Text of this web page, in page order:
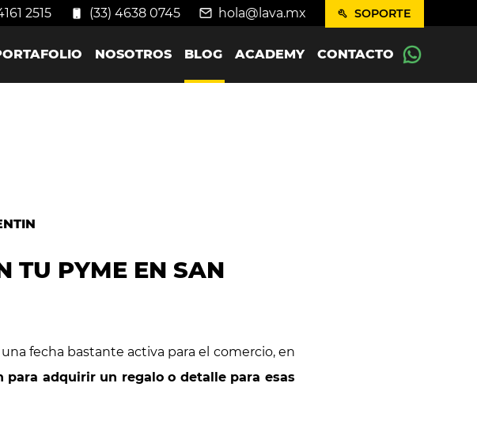
2515 (33) 4638 0745 hola@lava.mx SOPORTE
NOSOTROS BLOG ACADEMY CONTACTO
TU PYME EN SAN
fecha bastante activa para el comercio, en
para adquirir un regalo o detalle para esas